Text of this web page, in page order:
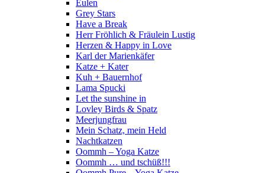
Eulen
Grey Stars
Have a Break
Herr Fröhlich & Fräulein Lustig
Herzen & Happy in Love
Karl der Marienkäfer
Katze + Kater
Kuh + Bauernhof
Lama Spucki
Let the sunshine in
Lovley Birds & Spatz
Meerjungfrau
Mein Schatz, mein Held
Nachtkatzen
Oommh – Yoga Katze
Oommh … und tschüß!!!